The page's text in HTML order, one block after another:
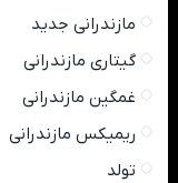
مازندرانی جدید
گیتاری مازندرانی
غمگین مازندرانی
ریمیکس مازندرانی
تولد